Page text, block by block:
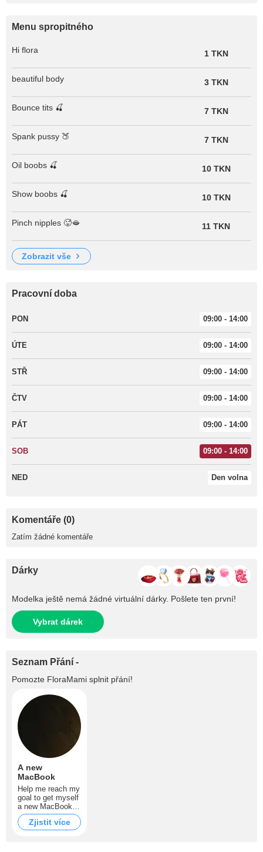
Menu spropitného
Hi flora 1 TKN
beautiful body 3 TKN
Bounce tits 🍒 7 TKN
Spank pussy 🍑 7 TKN
Oil boobs 🍒 10 TKN
Show boobs 🍒 10 TKN
Pinch nipples 🥵🫦 11 TKN
zobrazit vše
Pracovní doba
PON 09:00 - 14:00
ÚTE 09:00 - 14:00
STŘ 09:00 - 14:00
ČTV 09:00 - 14:00
PÁT 09:00 - 14:00
SOB 09:00 - 14:00
NED Den volna
Komentáře (0)
Zatím žádné komentáře
Dárky
Modelka ještě nemá žádné virtuální dárky. Pošlete ten první!
Vybrat dárek
Seznam Přání -
Pomozte FloraMami splnit přání!
A new
MacBook
Help me reach my
goal to get myself
a new MacBook,
keep tipping, let's
go!
Zjistit více